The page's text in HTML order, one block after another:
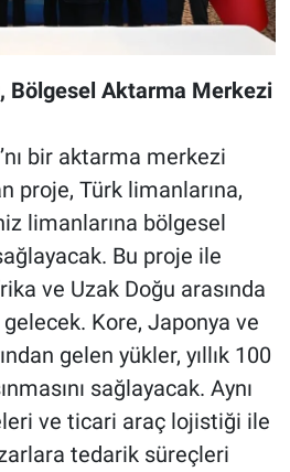
Bölgesel Aktarma Merkezi
bir aktarma merkezi
proje, Türk limanlarına,
limanlarına bölgesel
Bu proje ile
ve Uzak Doğu arasında
Kore, Japonya ve
gelen yükler, yıllık 100
sağlayacak. Aynı
ve ticari araç lojistiği ile
tedarik süreçleri